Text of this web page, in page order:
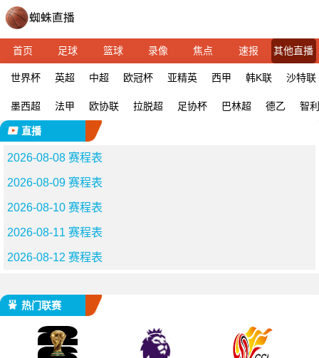
首页 足球 篮球 录像 焦点 速报 其他直播
世界杯 英超 中超 欧冠杯 亚精英 西甲 韩K联 沙特联
墨西超 法甲 欧协联 拉脱超 足协杯 巴林超 德乙 智
直播
2026-08-08 赛程表
2026-08-09 赛程表
2026-08-10 赛程表
2026-08-11 赛程表
2026-08-12 赛程表
热门联赛